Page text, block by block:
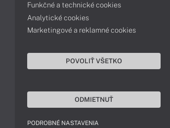
Informácie
Obchodné podmienky
Ochrana osobných údajov
Vyhlásenie o prístupnosti
Cookies
Funkčné a technické cookies
Analytické cookies
Marketingové a reklamné cookies
POVOLIŤ VŠETKO
ODMIETNUŤ
PODROBNÉ NASTAVENIA